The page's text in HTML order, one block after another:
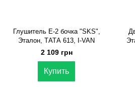
Глушитель Е-2 бочка "SKS",
Эталон, ТАТА 613, I-VAN
2 109 грн
Купить